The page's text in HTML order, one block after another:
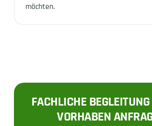
möchten.
FACHLICHE
VORHABEN